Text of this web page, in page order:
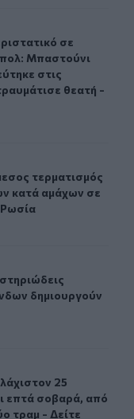
σε αγώνα
σε
Μπαστούνι
στις
θεατή -
επιθέσεων κατά
τερματισμός
τερματισμός
κατά αμάχων σε
Ρωσία
ταράνδων
θάνατοι
δημιουργούν
οι επτά
25
25
επτά σοβαρά, από
τραμ - Δείτε